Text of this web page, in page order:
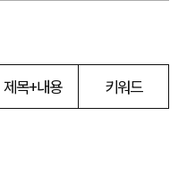
제목+내용 키워드